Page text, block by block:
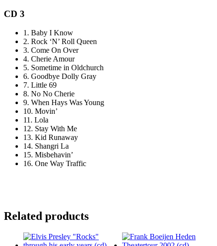
CD 3
1. Baby I Know
2. Rock ‘N’ Roll Queen
3. Come On Over
4. Cherie Amour
5. Sometime in Oldchurch
6. Goodbye Dolly Gray
7. Little 69
8. No No Cherie
9. When Hays Was Young
10. Movin’
11. Lola
12. Stay With Me
13. Kid Runaway
14. Shangri La
15. Misbehavin’
16. One Way Traffic
Related products